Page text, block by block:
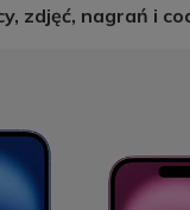
zdjęć, nagrań i